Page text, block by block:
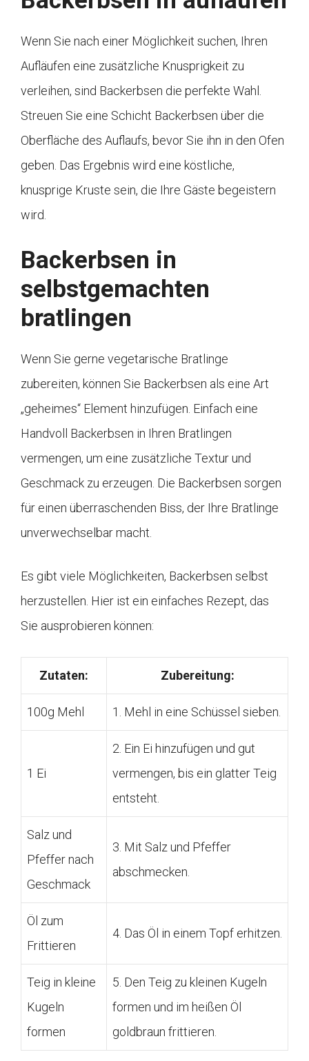
Wenn Sie nach einer Möglichkeit suchen, Ihren
Aufläufen eine zusätzliche Knusprigkeit zu
verleihen, sind Backerbsen die perfekte Wahl.
Streuen Sie eine Schicht Backerbsen über die
Oberfläche des Auflaufs, bevor Sie ihn in den Ofen
geben. Das Ergebnis wird eine köstliche,
knusprige Kruste sein, die Ihre Gäste begeistern
wird.
Backerbsen in
selbstgemachten
bratlingen
Wenn Sie gerne vegetarische Bratlinge
zubereiten, können Sie Backerbsen als eine Art
„geheimes“ Element hinzufügen. Einfach eine
Handvoll Backerbsen in Ihren Bratlingen
vermengen, um eine zusätzliche Textur und
Geschmack zu erzeugen. Die Backerbsen sorgen
für einen überraschenden Biss, der Ihre Bratlinge
unverwechselbar macht.
Es gibt viele Möglichkeiten, Backerbsen selbst
herzustellen. Hier ist ein einfaches Rezept, das
Sie ausprobieren können:
Zutaten: Zubereitung:
100g Mehl 1. Mehl in eine Schüssel sieben.
1 Ei
2. Ein Ei hinzufügen und gut
vermengen, bis ein glatter Teig
entsteht.
Salz und
Pfeffer nach
Geschmack
3. Mit Salz und Pfeffer
abschmecken.
Öl zum
Frittieren
4. Das Öl in einem Topf erhitzen.
Teig in kleine
Kugeln
formen
5. Den Teig zu kleinen Kugeln
formen und im heißen Öl
goldbraun frittieren.